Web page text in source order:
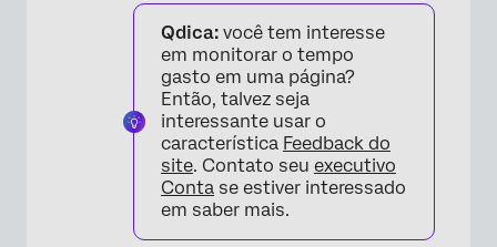
Qdica: você tem interesse
em monitorar o tempo
gasto em uma página?
Então, talvez seja
interessante usar o
característica Feedback do
site. Contato seu executivo
Conta se estiver interessado
em saber mais.